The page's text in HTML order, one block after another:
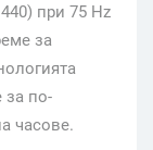
при 75 Hz
за
за по-
часове.